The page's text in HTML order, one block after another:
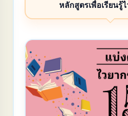
หลักสูตรเพื่อเรียนรู้